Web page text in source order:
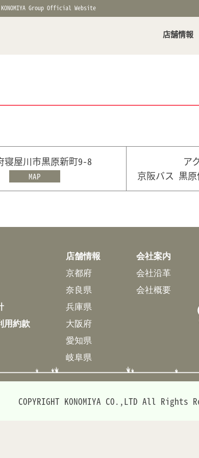
KONOMIYA Group Official Website
店舗情報
寝屋川市黒原新町9-8
MAP
ア
京阪バス 黒
用約款
店舗情報
京都府
奈良県
兵庫県
大阪府
愛知県
岐阜県
会社案内
会社沿革
会社概要
COPYRIGHT KONOMIYA CO.,LTD All Rights